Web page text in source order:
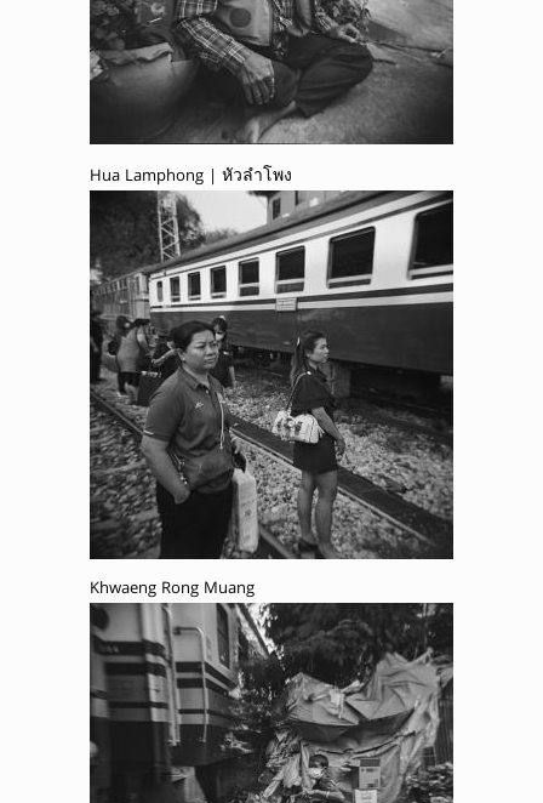
Hua Lamphong | หัวลำโพง
Khwaeng Rong Muang